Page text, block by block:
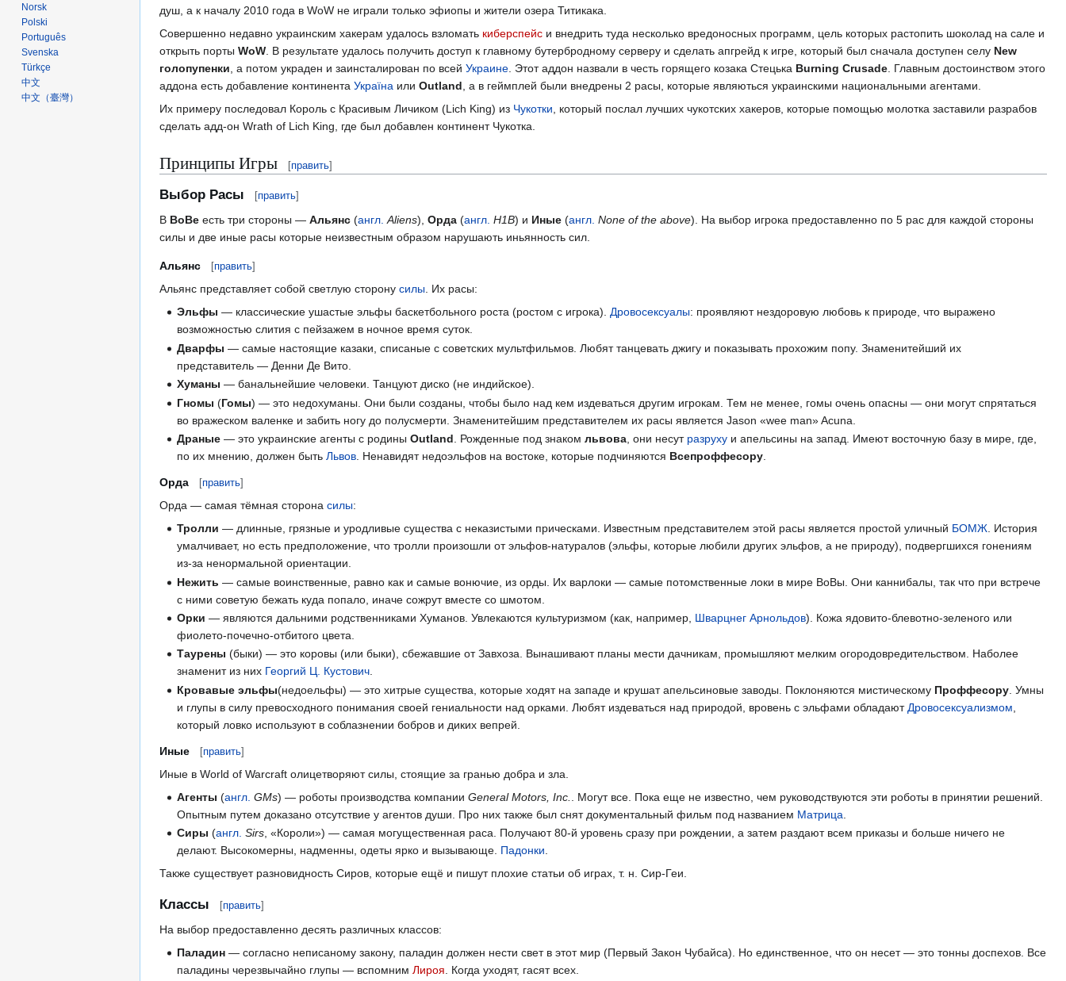
душ, а к началу 2010 года в WoW не играли только эфиопы и жители озера Титикака.
Совершенно недавно украинским хакерам удалось взломать киберспейс и внедрить туда несколько вредоносных программ, цель которых растопить шоколад на сале и
открыть порты WoW . В результате удалось получить доступ к главному бутербродному серверу и сделать апгрейд к игре, который был сначала доступен селу New
голопупенки , а потом украден и заинсталирован по всей Украине . Этот аддон назвали в честь горящего козака Стецька Burning Crusade . Главным достоинством этого
аддона есть добавление континента Україна или Outland , а в геймплей были внедрены 2 расы, которые являються украинскими национальными агентами.
Их примеру последовал Король с Красивым Личиком (Lich King) из Чукотки , который послал лучших чукотских хакеров, которые помощью молотка заставили разрабов
сделать адд-он Wrath of Lich King, где был добавлен континент Чукотка.
Принципы Игры [править]
Выбор Расы [править]
В ВоВе есть три стороны — Альянс (англ. Aliens), Орда (англ. H1B) и Иные (англ. None of the above). На выбор игрока предоставленно по 5 рас для каждой стороны
силы и две иные расы которые неизвестным образом нарушають иньянность сил.
Альянс [править]
Альянс представляет собой светлую сторону силы. Их расы:
Эльфы — классические ушастые эльфы баскетбольного роста (ростом с игрока).Дровосексуалы: проявляют нездоровую любовь к природе, что выражено
возможностью слития с пейзажем в ночное время суток.
Дварфы — самые настоящие казаки, списаные с советских мультфильмов. Любят танцевать джигу и показывать прохожим попу. Знаменитейший их
представитель — Денни Де Вито.
Хуманы — банальнейшие человеки. Танцуют диско (не индийское).
Гномы (Гомы) — это недохуманы. Они были созданы, чтобы было над кем издеваться другим игрокам. Тем не менее, гомы очень опасны — они могут спрятаться
во вражеском валенке и забить ногу до полусмерти. Знаменитейшим представителем их расы является Jason «wee man» Acuna.
Драные — это украинские агенты с родиныOutland . Рожденные под знакомльвова , они несут разруху и апельсины на запад. Имеют восточную базу в мире, где,
по их мнению, должен бытьЛьвов . Ненавидят недоэльфов на востоке, которые подчиняются Всепроффесору
Орда [править]
Орда — самая тёмная сторона силы:
Тролли — длинные, грязные и уродливые существа с неказистыми прическами. Известным представителем этой расы является простой уличный БОМЖ. История
умалчивает, но есть предположение, что тролли произошли от эльфов-натуралов (эльфы, которые любили других эльфов, а не природу), подвергшихся гонениям
из-за ненормальной ориентации.
Нежить — самые воинственные, равно как и самые вонючие, из орды. Их варлоки — самые потомственные локи в мире ВоВы. Они каннибалы, так что при встрече
с ними советую бежать куда попало, иначе сожрут вместе со шмотом.
Орки — являются дальними родственниками Хуманов. Увлекаются культуризмом (как, например, Шварцнег Арнольдов). Кожа ядовито-блевотно-зеленого или
фиолето-почечно-отбитого цвета.
Таурены (быки) — это коровы (или быки), сбежавшие от Завхоза. Вынашивают планы мести дачникам, промышляют мелким огородовредительством. Наболее
знаменит из них Георгий Ц. Кустович.
Кровавые эльфы(недоельфы) — это хитрые существа, которые ходят на западе и крушат апельсиновые заводы. Поклоняются мистическому Проффесору . Умны
и глупы в силу превосходного понимания своей гениальности над орками. Любят издеваться над природой, вровень с эльфами обладают Дровосексуализмом
который ловко используют в соблазнении бобров и диких вепрей.
Иные [править]
Иные в World of Warcraft олицетворяют силы, стоящие за гранью добра и зла.
Агенты (англ. GMs) — роботы производства компанииGeneral Motors, Inc.
. Могут все. Пока еще не известно, чем руководствуются эти роботы в принятии решений.
Опытным путем доказано отсутствие у агентов души. Про них также был снят документальный фильм под названием Матрица
Сиры (англ. Sirs, «Короли») — самая могущественная раса. Получают 80-й уровень сразу при рождении, а затем раздают всем приказы и больше ничего не
делают. Высокомерны, надменны, одеты ярко и вызывающе. Падонки.
Также существует разновидность Сиров, которые ещё и пишут плохие статьи об играх, т. н. Сир-Геи.
Классы [править]
На выбор предоставленно десять различных классов:
Паладин — согласно неписаному закону, паладин должен нести свет в этот мир (Первый Закон Чубайса). Но единственное, что он несет — это тонны доспехов. Все
паладины черезвычайно глупы — вспомнимЛироя . Когда уходят, гасят всех.
Norsk
Polski
Português
Svenska
Türkçe
中文
中文（臺灣）